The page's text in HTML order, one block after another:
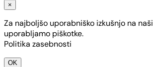
×
Za najboljšo uporabniško izkušnjo na
uporabljamo piškotke.
Politika zasebnosti
OK